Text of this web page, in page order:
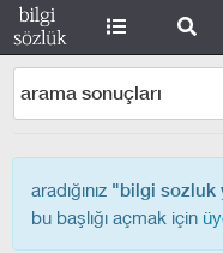
arama sonuçları
aradığınız "bilgi sozluk
bu başlığı açmak için